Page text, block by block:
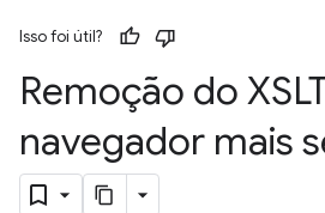
Isso foi útil?
Remoção do
navegador mais